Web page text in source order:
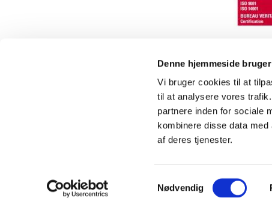
Denne hjemmeside
Vi bruger cookies til at
til at analysere vores
partnere inden for sociale
kombinere disse data
af deres tjenester.
Samtykkevalg
Nødvendig
Flydebroer
Havnetilbehør
Kraftige platforme